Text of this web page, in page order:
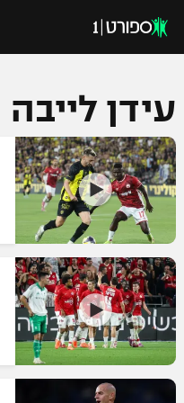
כדורגל ישראלי
ליגת העל
גביע הטוטו
ליגיונרים
גביע המדינה
כדורגל עולמי
ליגת האלופות
ליגה אירופית
ליגה אנגלית
כדורסל ישראלי
ליגת ווינר סל
ליגה לאומית
כדורסל עולמי
עידן לייבה